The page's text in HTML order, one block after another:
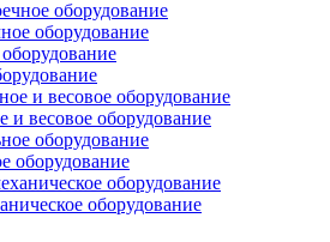
оборудование
и весовое оборудование
оборудование
оборудование